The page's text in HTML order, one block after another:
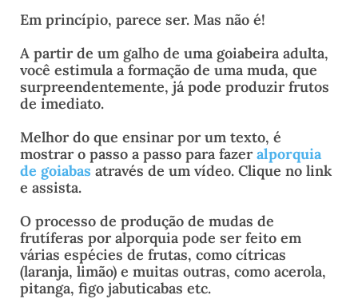
Em princípio, parece ser. Mas não é!
A partir de um galho de uma goiabeira adulta,
você estimula a formação de uma muda, que
surpreendentemente, já pode produzir frutos
de imediato.
Melhor do que ensinar por um texto, é
mostrar o passo a passo para fazer alporquia
de goiabas através de um vídeo. Clique no link
e assista.
O processo de produção de mudas de
frutíferas por alporquia pode ser feito em
várias espécies de frutas, como cítricas
(laranja, limão) e muitas outras, como acerola,
pitanga, figo jabuticabas etc.